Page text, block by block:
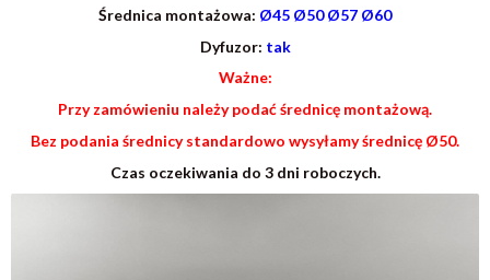
Średnica montażowa: Ø45 Ø50 Ø57 Ø60
Dyfuzor: tak
Ważne:
Przy zamówieniu należy podać średnicę montażową.
Bez podania średnicy standardowo wysyłamy średnicę Ø50.
Czas oczekiwania do 3 dni roboczych.